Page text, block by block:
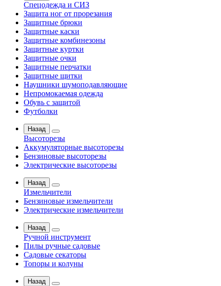
Спецодежда и СИЗ
Защита ног от прорезания
Защитные брюки
Защитные каски
Защитные комбинезоны
Защитные куртки
Защитные очки
Защитные перчатки
Защитные щитки
Наушники шумоподавляющие
Непромокаемая одежда
Обувь с защитой
Футболки
Назад
Высоторезы
Аккумуляторные высоторезы
Бензиновые высоторезы
Электрические высоторезы
Назад
Измельчители
Бензиновые измельчители
Электрические измельчители
Назад
Ручной инструмент
Пилы ручные садовые
Садовые секаторы
Топоры и колуны
Назад